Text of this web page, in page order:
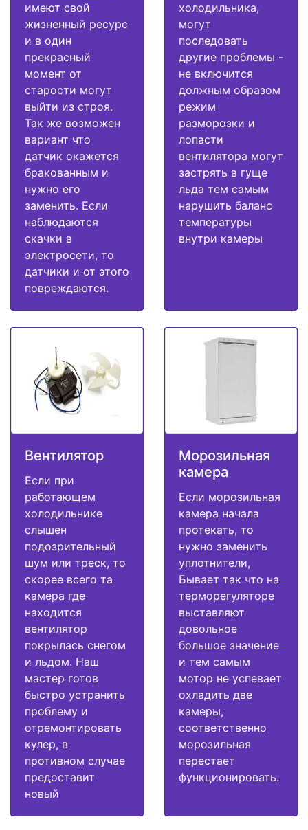
имеют свой
жизненный ресурс
и в один
прекрасный
момент от
старости могут
выйти из строя.
Так же возможен
вариант что
датчик окажется
бракованным и
нужно его
заменить. Если
наблюдаются
скачки в
электросети, то
датчики и от этого
повреждаются.
холодильника,
могут
последовать
другие проблемы -
не включится
должным образом
режим
разморозки и
лопасти
вентилятора могут
застрять в гуще
льда тем самым
нарушить баланс
температуры
внутри камеры
Вентилятор
Если при
работающем
холодильнике
слышен
подозрительный
шум или треск, то
скорее всего та
камера где
находится
вентилятор
покрылась снегом
и льдом. Наш
мастер готов
быстро устранить
проблему и
отремонтировать
кулер, в
противном случае
предоставит
новый
Морозильная
камера
Если морозильная
камера начала
протекать, то
нужно заменить
уплотнители,
Бывает так что на
терморегуляторе
выставляют
довольное
большое значение
и тем самым
мотор не успевает
охладить две
камеры,
соответственно
морозильная
перестает
функционировать.